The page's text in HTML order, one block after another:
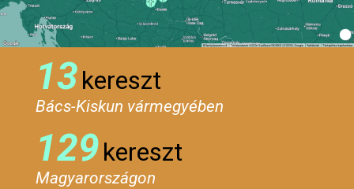
13kereszt
Bács-Kiskun vármegyében
129kereszt
Magyarországon